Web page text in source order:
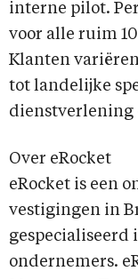
interne pilot.
voor alle ruim
Klanten
tot landelijke
dienstverlening
Over eRocket
eRocket is een
vestigingen in
gespecialiseerd
ondernemers.